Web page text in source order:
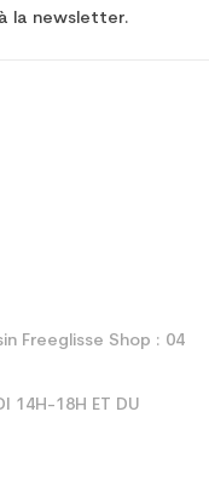
la newsletter.
Freeglisse Shop : 04
14H-18H ET DU